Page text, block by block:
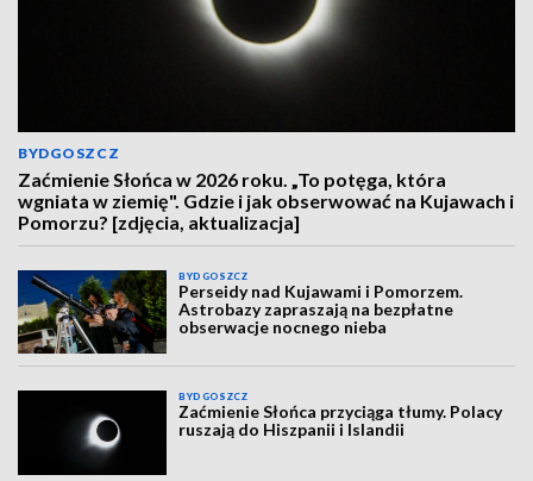
BYDGOSZCZ
Zaćmienie Słońca w 2026 roku. „To potęga, która
wgniata w ziemię". Gdzie i jak obserwować na Kujawach i
Pomorzu? [zdjęcia, aktualizacja]
BYDGOSZCZ
Perseidy nad Kujawami i Pomorzem.
Astrobazy zapraszają na bezpłatne
obserwacje nocnego nieba
BYDGOSZCZ
Zaćmienie Słońca przyciąga tłumy. Polacy
ruszają do Hiszpanii i Islandii